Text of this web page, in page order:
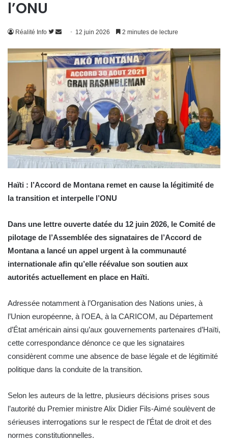
l’ONU
Réalité Info
Suivre
Twitter
Envoyer
courriel
12 juin 2026 2 minutes de lecture
Haïti : l’Accord de Montana remet en cause la légitimité de
la transition et interpelle l’ONU
Dans une lettre ouverte datée du 12 juin 2026, le Comité de
pilotage de l’Assemblée des signataires de l’Accord de
Montana a lancé un appel urgent à la communauté
internationale afin qu’elle réévalue son soutien aux
autorités actuellement en place en Haïti.
Adressée notamment à l’Organisation des Nations unies, à
l’Union européenne, à l’OEA, à la CARICOM, au Département
d’État américain ainsi qu’aux gouvernements partenaires d’Haïti,
cette correspondance dénonce ce que les signataires
considèrent comme une absence de base légale et de légitimité
politique dans la conduite de la transition.
Selon les auteurs de la lettre, plusieurs décisions prises sous
l’autorité du Premier ministre Alix Didier Fils-Aimé soulèvent de
sérieuses interrogations sur le respect de l’État de droit et des
normes constitutionnelles.